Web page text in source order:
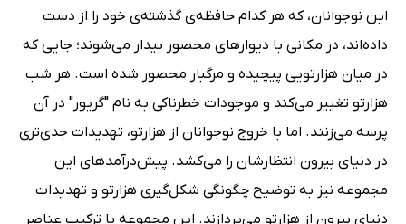
این نوجوانان، که هر کدام حافظه‌ی گذشته‌ی خود را از دست
داده‌اند، در مکانی با دیوارهای محصور بیدار می‌شوند؛ جایی که
در میان هزارتویی پیچیده و مرگبار محصور شده است. هر شب
هزارتو تغییر می‌کند و موجودات خطرناکی به نام "گریور" در آن
پرسه می‌زنند. اما با خروج نوجوانان از هزارتو، تهدیدات جدی‌تری
در دنیای بیرون انتظارشان را می‌کشد. پیش‌درآمدهای این
مجموعه نیز به توضیح چگونگی شکل‌گیری هزارتو و تهدیدات
دنیای بیرون از هزارتو می‌پردازند. این مجموعه با ترکیب عناصر